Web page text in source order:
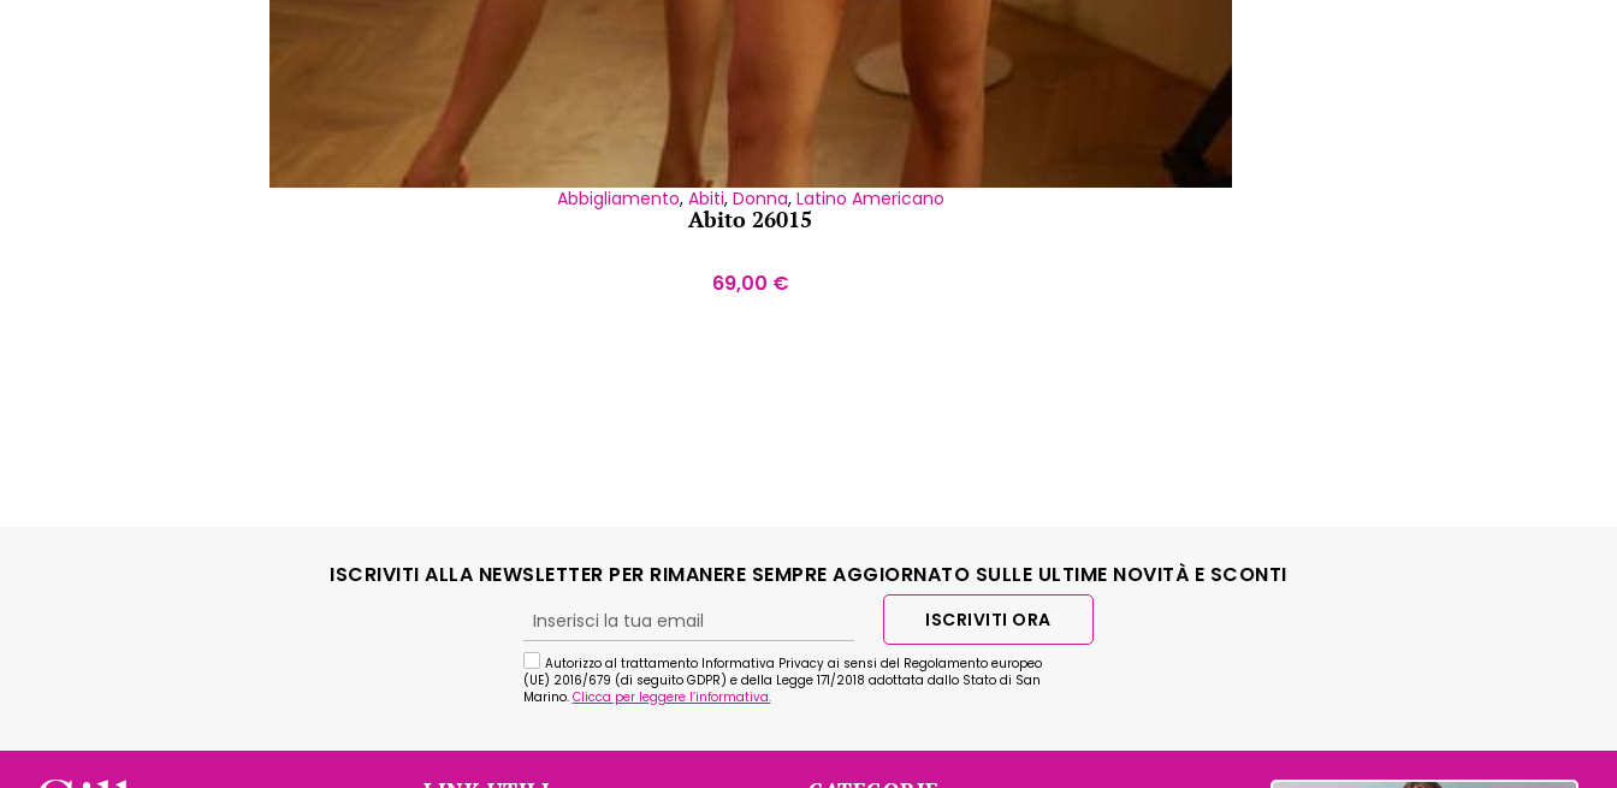
Abbigliamento, Abiti, Donna, Latino Americano
Abito 26015
69,00 €
ISCRIVITI ALLA NEWSLETTER PER RIMANERE SEMPRE AGGIORNATO SULLE ULTIME NOVITÀ E SCONTI
Autorizzo al trattamento Informativa Privacy ai sensi del Regolamento europeo
(UE) 2016/679 (di seguito GDPR) e della Legge 171/2018 adottata dallo Stato di San
Marino. Clicca per leggere l’informativa.
ISCRIVITI ORA